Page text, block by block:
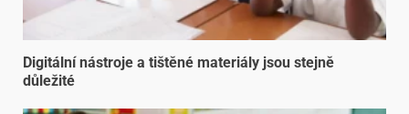
Digitální nástroje a tištěné materiály jsou stejně
důležité